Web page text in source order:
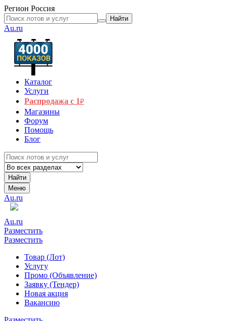
Регион Россия
Найти
Au.ru
Каталог
Услуги
Распродажа с 1₽
Магазины
Форум
Помощь
Блог
Найти
Меню
Au.ru
Au.ru
Разместить
Разместить
Товар (Лот)
Услугу
Промо (Объявление)
Заявку (Тендер)
Новая акция
Вакансию